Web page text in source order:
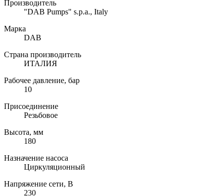
Производитель
"DAB Pumps" s.p.a., Italy
Марка
DAB
Страна производитель
ИТАЛИЯ
Рабочее давление, бар
10
Присоединение
Резьбовое
Высота, мм
180
Назначение насоса
Циркуляционный
Напряжение сети, В
230